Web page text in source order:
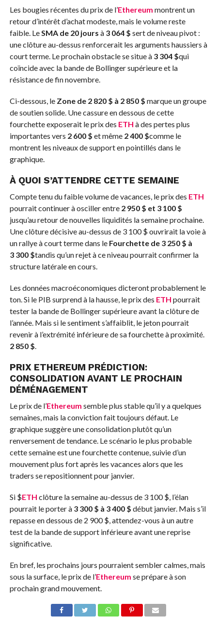
Les bougies récentes du prix de l’Ethereum montrent un
retour d’intérêt d’achat modeste, mais le volume reste
faible. LeSMA de 20 jours à 3 064 $ sert de niveau pivot :
une clôture au-dessus renforcerait les arguments haussiers à
court terme. Le prochain obstacle se situe à 3 304 $qui
coïncide avec la bande de Bollinger supérieure et la
résistance de fin novembre.
Ci-dessous, le Zone de 2 820 $ à 2 850 $ marque un groupe
de soutien solide. Une cassure en dessous de cette
fourchette exposerait le prix des ETH à des pertes plus
importantes vers 2 600 $ et même 2 400 $comme le
montrent les niveaux de support en pointillés dans le
graphique.
À QUOI S’ATTENDRE CETTE SEMAINE
Compte tenu du faible volume de vacances, le prix des ETH
pourrait continuer à osciller entre 2 950 $ et 3 100 $
jusqu’au retour de nouvelles liquidités la semaine prochaine.
Une clôture décisive au-dessus de 3 100 $ ouvrirait la voie à
un rallye à court terme dans le Fourchette de 3 250 $ à
3 300 $tandis qu’un rejet à ce niveau pourrait confirmer la
structure latérale en cours.
Les données macroéconomiques dicteront probablement le
ton. Si le PIB surprend à la hausse, le prix des ETH pourrait
tester la bande de Bollinger supérieure avant la clôture de
l’année. Mais si le sentiment s’affaiblit, le jeton pourrait
revenir à l’extrémité inférieure de sa fourchette à proximité.
2 850 $.
PRIX ​​​​ ETHEREUM PRÉDICTION:
CONSOLIDATION AVANT LE PROCHAIN
DÉMÉNAGEMENT
Le prix de l’Ethereum semble plus stable qu’il y a quelques
semaines, mais la conviction fait toujours défaut. Le
graphique suggère une consolidation plutôt qu’un
renversement de tendance. Le scénario le plus probable
cette semaine est une fourchette contenue, suivie d’un
mouvement plus fort après les vacances alors que les
traders se repositionnent pour janvier.
Si $ETH clôture la semaine au-dessus de 3 100 $, l’élan
pourrait le porter à 3 300 $ à 3 400 $ début janvier. Mais s’il
repasse en dessous de 2 900 $, attendez-vous à un autre
test de la bande de support inférieure avant une reprise
significative.
En bref, les prochains jours pourraient sembler calmes, mais
sous la surface, le prix de l’Ethereum se prépare à son
prochain grand mouvement.